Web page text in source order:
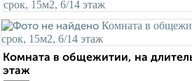
Комната в общежитии, на
этаж